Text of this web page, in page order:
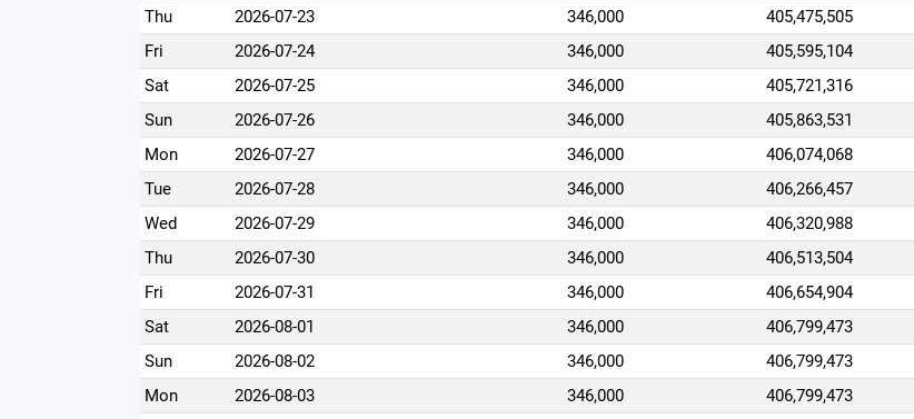
Thu
2026-07-23 346,000 405,475,505
Fri
2026-07-24 346,000 405,595,104
Sat
2026-07-25 346,000 405,721,316
Sun
2026-07-26 346,000 405,863,531
Mon
2026-07-27 346,000 406,074,068
Tue
2026-07-28 346,000 406,266,457
Wed
2026-07-29 346,000 406,320,988
Thu
2026-07-30 346,000 406,513,504
Fri
2026-07-31 346,000 406,654,904
Sat
2026-08-01 346,000 406,799,473
Sun
2026-08-02 346,000 406,799,473
Mon
2026-08-03 346,000 406,799,473